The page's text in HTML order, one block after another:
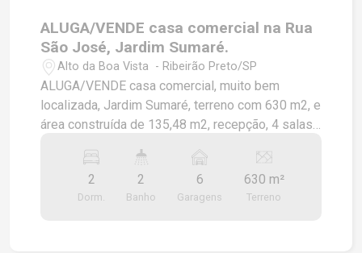
ALUGA/VENDE casa comercial na Rua
São José, Jardim Sumaré.
Alto da Boa Vista - Ribeirão Preto/SP
ALUGA/VENDE casa comercial, muito bem
localizada, Jardim Sumaré, terreno com 630 m2, e
área construída de 135,48 m2, recepção, 4 salas,
dentro, em frente à casa, portão eletrônico.
2
Dorm.
2
Banho
6
Garagens
630 m²
Terreno